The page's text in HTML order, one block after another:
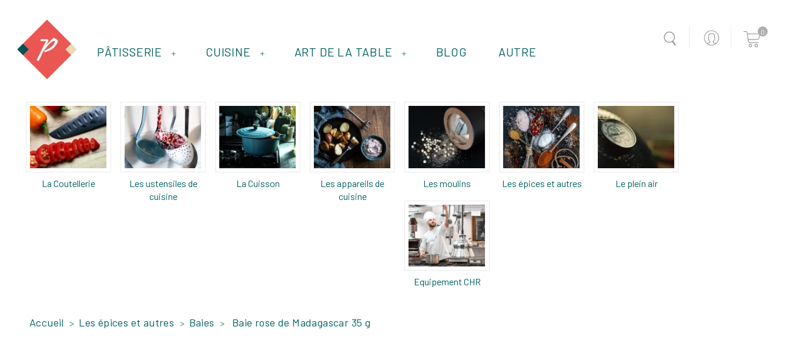
0
+
PÂTISSERIE +
CUISINE +
ART DE LA TABLE BLOG AUTRE
La Coutellerie
Les ustensiles de
cuisine
La Cuisson
Les appareils de
cuisine
Les moulins Les épices et autres Le plein air
Equipement CHR
Accueil Les épices et autres Baies Baie rose de Madagascar 35 g